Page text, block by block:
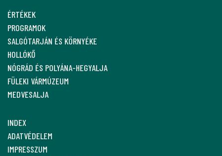
ÉRTÉKEK
PROGRAMOK
SALGÓTARJÁN ÉS KÖRNYÉKE
HOLLÓKŐ
NÓGRÁD ÉS POLYÁNA-HEGYALJA
FÜLEKI VÁRMÚZEUM
MEDVESALJA
INDEX
ADATVÉDELEM
IMPRESSZUM